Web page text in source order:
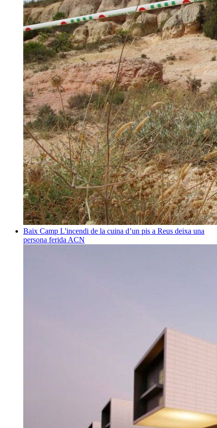
Baix Camp L'incendi de la cuina d’un pis a Reus deixa una
persona ferida ACN